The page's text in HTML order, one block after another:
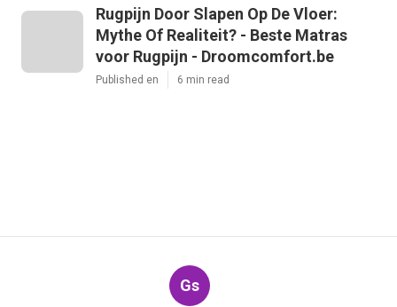
Rugpijn Door Slapen Op De Vloer:
Mythe Of Realiteit? - Beste Matras
voor Rugpijn - Droomcomfort.be
Published en 6 min read
Gs